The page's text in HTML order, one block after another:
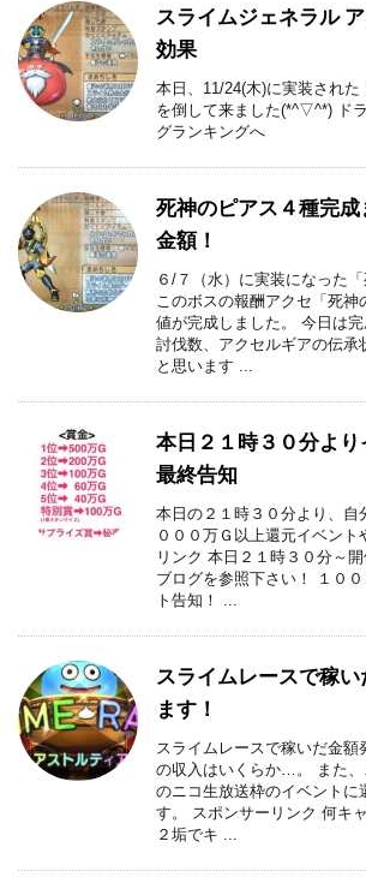
スライムジェネラル
効果
本日、11/24(木)に実装され
を倒して来ました(*^▽^*) ド
グランキングへ
死神のピアス４種完
金額！
６/７（水）に実装になった「
このボスの報酬アクセ「死
値が完成しました。 今日は
討伐数、アクセルギアの伝承
と思います ...
本日２１時３０分より
最終告知
本日の２１時３０分より、自
０００万Ｇ以上還元イベン
リンク 本日２１時３０分～
ブログを参照下さい！ １０
ト告知！ ...
スライムレースで稼
ます！
スライムレースで稼いだ金
の収入はいくらか…。 また
のニコ生放送枠のイベントに
す。 スポンサーリンク 何キ
２垢でキ ...